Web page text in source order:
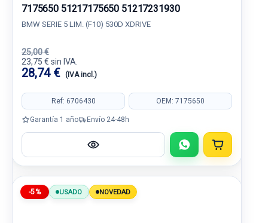
7175650 51217175650 51217231930
BMW SERIE 5 LIM. (F10) 530D XDRIVE
25,00 €
23,75 € sin IVA.
28,74 € (IVA incl.)
Ref: 6706430 OEM: 7175650
Garantía 1 año Envío 24-48h
-5% USADO NOVEDAD